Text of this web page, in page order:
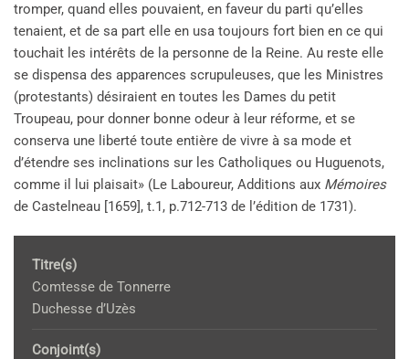
tromper, quand elles pouvaient, en faveur du parti qu’elles
tenaient, et de sa part elle en usa toujours fort bien en ce qui
touchait les intérêts de la personne de la Reine. Au reste elle
se dispensa des apparences scrupuleuses, que les Ministres
(protestants) désiraient en toutes les Dames du petit
Troupeau, pour donner bonne odeur à leur réforme, et se
conserva une liberté toute entière de vivre à sa mode et
d’étendre ses inclinations sur les Catholiques ou Huguenots,
comme il lui plaisait» (Le Laboureur, Additions aux Mémoires
de Castelneau [1659], t.1, p.712-713 de l’édition de 1731).
Titre(s)
Comtesse de Tonnerre
Duchesse d’Uzès
Conjoint(s)